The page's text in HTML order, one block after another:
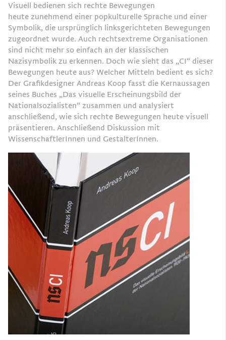
Visuell bedienen sich rechte Bewegungen
heute zunehmend einer popkulturelle Sprache und einer
Symbolik, die ursprünglich linksgerichteten Bewegungen
zugeordnet wurde. Auch rechtsextreme Organisationen
sind nicht mehr so einfach an der klassischen
Nazisymbolik zu erkennen. Doch wie sieht das „CI“ dieser
Bewegungen heute aus? Welcher Mitteln bedient es sich?
Der Grafikdesigner Andreas Koop fasst die Kernaussagen
seines Buches „Das visuelle Erscheinungsbild der
Nationalsozialisten“ zusammen und analysiert
anschließend, wie sich rechte Bewegungen heute visuell
präsentieren. Anschließend Diskussion mit
WissenschaftlerInnen und GestalterInnen.